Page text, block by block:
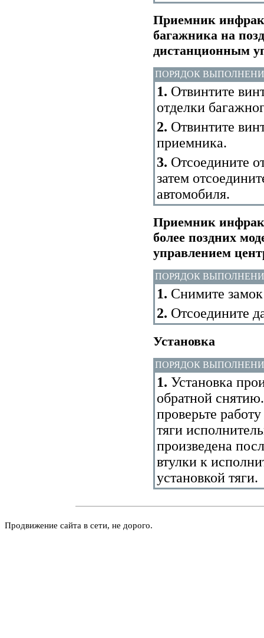
Приемник
багажника на
дистанционным
ПОРЯДОК
1. Отвинтите
отделки
2. Отвинтите
приемника.
3. Отсоедините
затем
автомобиля.
Приемник
более поздних
управлением
ПОРЯДОК
1. Снимите
2. Отсоедините
Установка
ПОРЯДОК
1. Установка
обратной
проверьте
тяги
произведена
втулки к
установкой тяги.
Продвижение сайта в сети, не дорого.